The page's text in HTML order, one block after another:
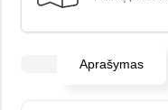
Aprašymas